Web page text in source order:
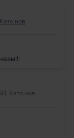
нов
Като нов